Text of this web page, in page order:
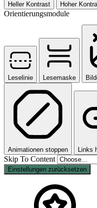
Heller Kontrast Hoher
Orientierungsmodule
Leselinie Lesemaske
Animationen stoppen Links
Skip To Content
Einstellungen zurücksetzen